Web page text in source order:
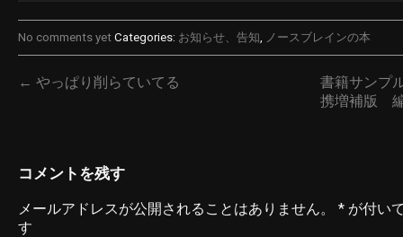
No comments yet Categories: お知らせ、告知, ノースブレインの本
← やっぱり削らていてる
書籍サンプ
携増補版
コメントを残す
メールアドレスが公開されることはありません。 * が付い
す